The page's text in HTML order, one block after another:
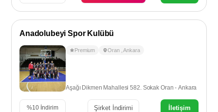
Anadolubeyi Spor Kulübü
Premium Oran ,Ankara
Aşağı Dikmen Mahallesi 582. Sokak Oran - Ankara
%10 İndirim Şirket İndirimi İletişim